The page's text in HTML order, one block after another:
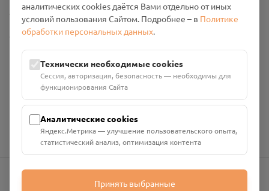
Настройки cookies
Общество с ограниченной ответственностью «Смоленский
Проект Помним»
ИНН: 6700029207 ОГРН: 1256700001986
Юридический адрес: 216790, Смоленская область, р-н
Руднянский, г. Рудня, улица Западная, д. 26А, пом. 18
Номер счёта: 40702810901130004287 в АО "АЛЬФА-БАНК"
аналитических cookies даётся Вами отдельно от иных
условий пользования Сайтом. Подробнее – в Политике
обработки персональных данных.
Технически необходимые cookies
Сессия, авторизация, безопасность — необходимы для
функционирования Сайта
Аналитические cookies
Яндекс.Метрика — улучшение пользовательского опыта,
статистический анализ, оптимизация контента
Принять выбранные